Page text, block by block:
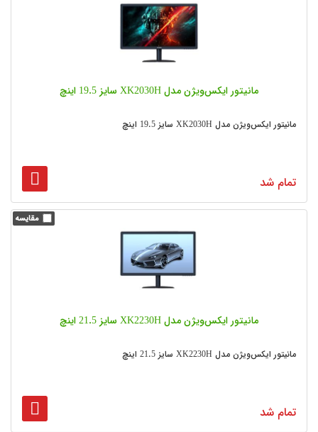
مانیتور ایکس‌ویژن مدل XK2030H سایز 19.5 اینچ
مانیتور ایکس‌ویژن مدل XK2030H سایز 19.5 اینچ
تمام شد
مانیتور ایکس‌ویژن مدل XK2230H سایز 21.5 اینچ
مانیتور ایکس‌ویژن مدل XK2230H سایز 21.5 اینچ
تمام شد